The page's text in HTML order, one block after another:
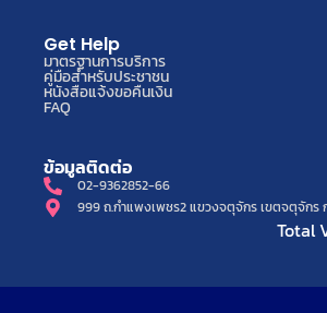
Get Help
มาตรฐานการบริการ
คู่มือสำหรับประชาชน
หนังสือแจ้งขอคืนเงิน
FAQ
ข้อมูลติดต่อ
02-9362852-66
999 ถ.กำแพงเพชร2 แขวงจตุจักร เขตจตุจักร
Total